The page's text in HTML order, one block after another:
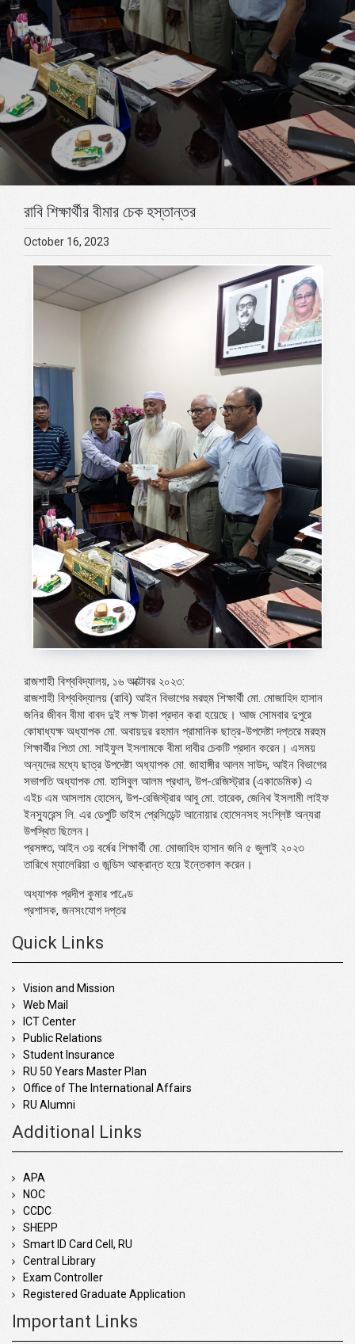
রাবি শিক্ষার্থীর বীমার চেক হস্তান্তর
October 16, 2023
রাজশাহী বিশ্ববিদ্যালয়, ১৬ অক্টোবর ২০২৩:
রাজশাহী বিশ্ববিদ্যালয় (রাবি) আইন বিভাগের মরহুম শিক্ষার্থী মো. মোজাহিদ হাসান
জনির জীবন বীমা বাবদ দুই লক্ষ টাকা প্রদান করা হয়েছে। আজ সোমবার দুপুরে
কোষাধ্যক্ষ অধ্যাপক মো. অবায়দুর রহমান প্রামানিক ছাত্র-উপদেষ্টা দপ্তরে মরহুম
শিক্ষার্থীর পিতা মো. সাইফুল ইসলামকে বীমা দাবীর চেকটি প্রদান করেন। এসময়
অন্যদের মধ্যে ছাত্র উপদেষ্টা অধ্যাপক মো. জাহাঙ্গীর আলম সাউদ, আইন বিভাগের
সভাপতি অধ্যাপক মো. হাসিবুল আলম প্রধান, উপ-রেজিস্ট্রার (একাডেমিক) এ
এইচ এম আসলাম হোসেন, উপ-রেজিস্ট্রার আবু মো. তারেক, জেনিথ ইসলামী লাইফ
ইনস্যুরেন্স লি. এর ডেপুটি ভাইস প্রেসিডেন্ট আনোয়ার হোসেনসহ সংশ্লিষ্ট অন্যরা
উপস্থিত ছিলেন।
প্রসঙ্গত, আইন ৩য় বর্ষের শিক্ষার্থী মো. মোজাহিদ হাসান জনি ৫ জুলাই ২০২৩
তারিখে ম্যালেরিয়া ও জন্ডিস আক্রান্ত হয়ে ইন্তেকাল করেন।
অধ্যাপক প্রদীপ কুমার পাণ্ডে
প্রশাসক, জনসংযোগ দপ্তর
Quick Links
Vision and Mission
Web Mail
ICT Center
Public Relations
Student Insurance
RU 50 Years Master Plan
Office of The International Affairs
RU Alumni
Additional Links
APA
NOC
CCDC
SHEPP
Smart ID Card Cell, RU
Central Library
Exam Controller
Registered Graduate Application
Important Links